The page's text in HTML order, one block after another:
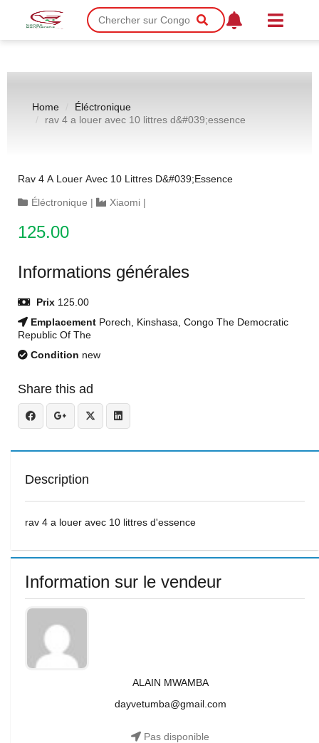
Home
Éléctronique
rav 4 a louer avec 10 littres d&#039;essence
Rav 4 A Louer Avec 10 Littres D&#039;essence
Éléctronique | Xiaomi |
125.00
Informations générales
Prix 125.00
Emplacement Porech, Kinshasa, Congo The Democratic
Republic Of The
Condition new
Share this ad
Description
rav 4 a louer avec 10 littres d'essence
Information sur le vendeur
ALAIN MWAMBA
dayvetumba@gmail.com
Pas disponible